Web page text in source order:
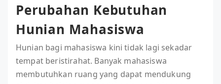
Perubahan Kebutuhan
Hunian Mahasiswa
Hunian bagi mahasiswa kini tidak lagi sekadar
tempat beristirahat. Banyak mahasiswa
membutuhkan ruang yang dapat mendukung